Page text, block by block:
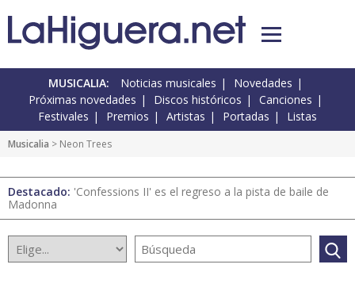
MUSICALIA: Noticias musicales
Novedades
Próximas novedades
Discos históricos
Canciones
Festivales
Premios Artistas Portadas Listas
Musicalia > Neon Trees
Destacado: 'Confessions II' es el regreso a la pista de baile de
Madonna